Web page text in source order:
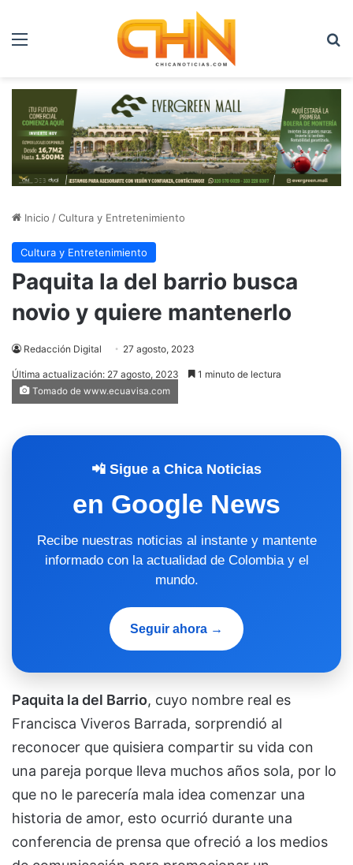
Menú
Inicio /Cultura y Entretenimiento
Cultura y Entretenimiento
Paquita la del barrio busca
novio y quiere mantenerlo
Redacción Digital 27 agosto, 2023
Última actualización: 27 agosto, 2023 1 minuto de lectura
Tomado de www.ecuavisa.com
📲 Sigue a Chica Noticias
en Google News
Recibe nuestras noticias al instante y mantente
informado con la actualidad de Colombia y el
mundo.
Seguir ahora →
Paquita la del Barrio, cuyo nombre real es
Francisca Viveros Barrada, sorprendió al
reconocer que quisiera compartir su vida con
una pareja porque lleva muchos años sola, por lo
que no le parecería mala idea comenzar una
historia de amor, esto ocurrió durante una
conferencia de prensa que ofreció a los medios